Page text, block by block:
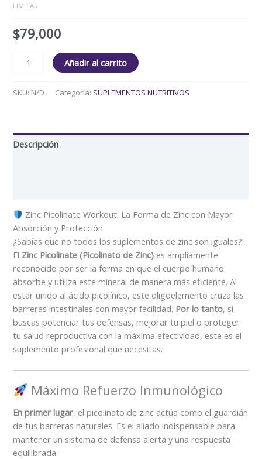
LIMPIAR
$79,000
Añadir al carrito
SKU: N/D Categoría: SUPLEMENTOS NUTRITIVOS
Descripción
Zinc Picolinate Workout: La Forma de Zinc con Mayor
Absorción y Protección
¿Sabías que no todos los suplementos de zinc son iguales?
El Zinc Picolinate (Picolinato de Zinc) es ampliamente
reconocido por ser la forma en que el cuerpo humano
absorbe y utiliza este mineral de manera más eficiente. Al
estar unido al ácido picolínico, este oligoelemento cruza las
barreras intestinales con mayor facilidad. Por lo tanto, si
buscas potenciar tus defensas, mejorar tu piel o proteger
tu salud reproductiva con la máxima efectividad, este es el
suplemento profesional que necesitas.
Máximo Refuerzo Inmunológico
En primer lugar, el picolinato de zinc actúa como el guardián
de tus barreras naturales. Es el aliado indispensable para
mantener un sistema de defensa alerta y una respuesta
equilibrada.